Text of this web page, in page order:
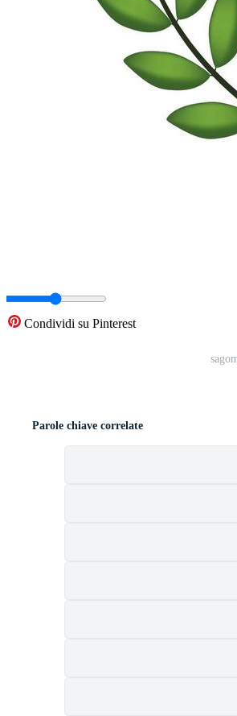
Condividi su Pinterest
Parole chiave correlate